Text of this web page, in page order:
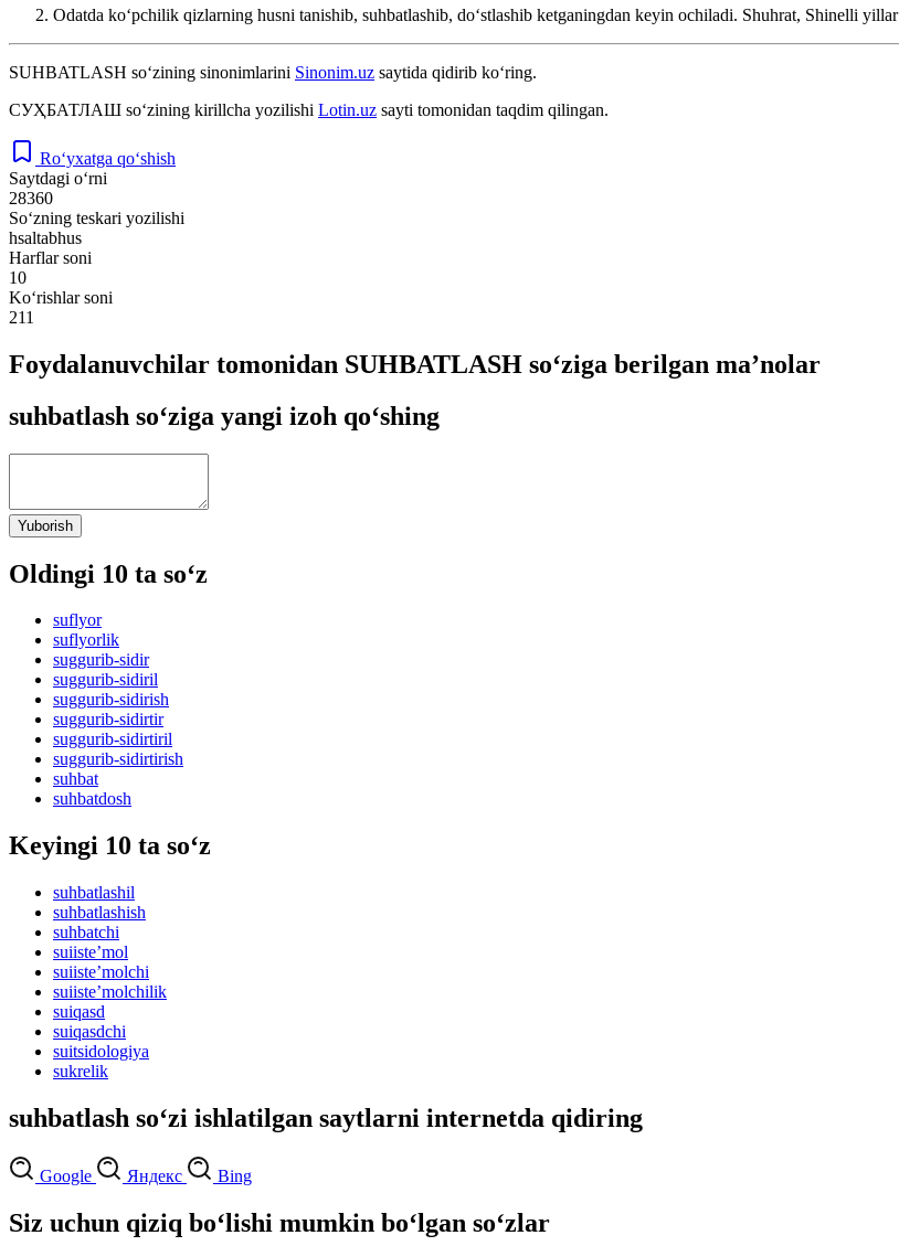
Odatda koʻpchilik qizlarning husni tanishib, suhbatlashib, doʻstlashib ketganingdan keyin ochiladi. Shuhrat, Shinelli yillar
SUHBATLASH so‘zining sinonimlarini Sinonim.uz saytida qidirib ko‘ring.
СУҲБАТЛАШ so‘zining kirillcha yozilishi Lotin.uz sayti tomonidan taqdim qilingan.
Ro‘yxatga qo‘shish
Saytdagi o‘rni
28360
So‘zning teskari yozilishi
hsaltabhus
Harflar soni
10
Ko‘rishlar soni
211
Foydalanuvchilar tomonidan SUHBATLASH so‘ziga berilgan ma’nolar
suhbatlash so‘ziga yangi izoh qo‘shing
Yuborish
Oldingi 10 ta so‘z
suflyor
suflyorlik
suggurib-sidir
suggurib-sidiril
suggurib-sidirish
suggurib-sidirtir
suggurib-sidirtiril
suggurib-sidirtirish
suhbat
suhbatdosh
Keyingi 10 ta so‘z
suhbatlashil
suhbatlashish
suhbatchi
suiisteʼmol
suiisteʼmolchi
suiisteʼmolchilik
suiqasd
suiqasdchi
suitsidologiya
sukrelik
suhbatlash so‘zi ishlatilgan saytlarni internetda qidiring
Google Яндекс Bing
Siz uchun qiziq bo‘lishi mumkin bo‘lgan so‘zlar